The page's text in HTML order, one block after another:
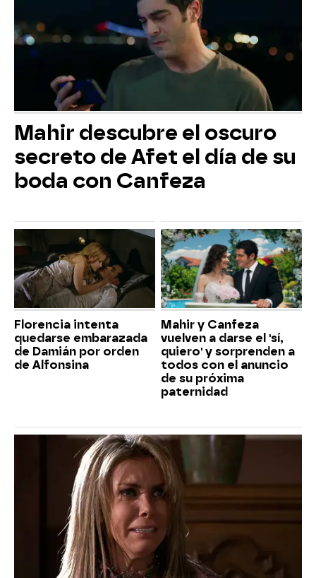
Mahir descubre el oscuro
secreto de Afet el día de su
boda con Canfeza
Florencia intenta
quedarse embarazada
de Damián por orden
de Alfonsina
Mahir y Canfeza
vuelven a darse el 'sí,
quiero' y sorprenden a
todos con el anuncio
de su próxima
paternidad